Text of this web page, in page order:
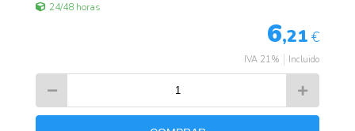
24/48 horas
6,21 €
IVA 21% Incluido